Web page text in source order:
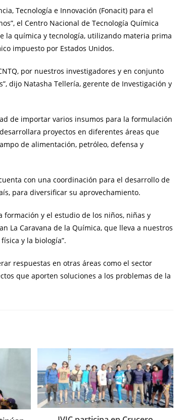
Tecnología e Innovación (Fonacit) para el
el Centro Nacional de Tecnología Química
la química y tecnología, utilizando materia prima
impuesto por Estados Unidos.
por nuestros investigadores y en conjunto
dijo Natasha Tellería, gerente de Investigación y
de importar varios insumos para la formulación
proyectos en diferentes áreas que
de alimentación, petróleo, defensa y
con una coordinación para el desarrollo de
para diversificar su aprovechamiento.
formación y el estudio de los niños, niñas y
La Caravana de la Química, que lleva a nuestros
y la biología”.
respuestas en otras áreas como el sector
que aporten soluciones a los problemas de la